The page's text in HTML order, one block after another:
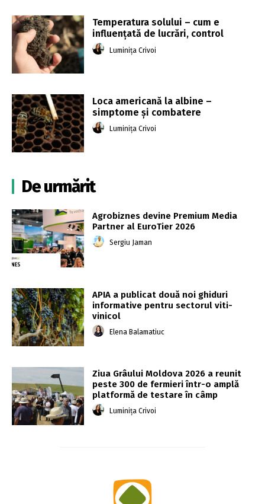
Temperatura solului – cum e
influențată de lucrări, control
Luminița Crivoi
Loca americană la albine –
simptome și combatere
Luminița Crivoi
De urmărit
Agrobiznes devine Premium Media
Partner al EuroTier 2026
Sergiu Jaman
APIA a publicat două noi ghiduri
informative pentru sectorul viti-
vinicol
Elena Balamatiuc
Ziua Grâului Moldova 2026 a reunit
peste 300 de fermieri într-o amplă
platformă de testare în câmp
Luminița Crivoi